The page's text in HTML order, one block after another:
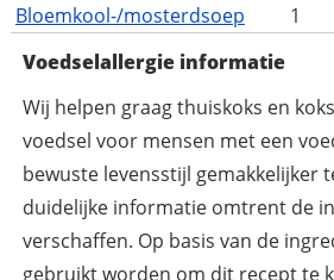
Bloemkool-/mosterdsoep
1
Voedselallergie informatie
Wij helpen graag thuiskoks en
voedsel voor mensen met een
bewuste levensstijl gemakkelijker
duidelijke informatie omtrent de
verschaffen. Op basis van de
gebruikt worden om dit recept te